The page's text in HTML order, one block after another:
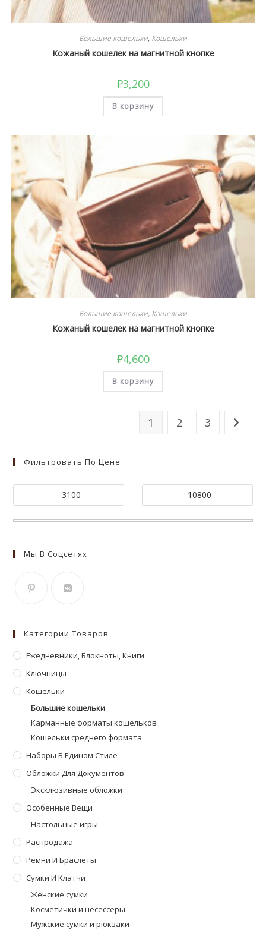
Большие кошельки, Кошельки
Кожаный кошелек на магнитной кнопке
₽3,200
В корзину
Большие кошельки, Кошельки
Кожаный кошелек на магнитной кнопке
₽4,600
В корзину
1 2 3
Фильтровать По Цене
Мы В Соцсетях
новой
вкладке
новой
вкладке
Категории Товаров
Ежедневники, Блокноты, Книги
Ключницы
Кошельки
Большие кошельки
Карманные форматы кошельков
Кошельки среднего формата
Наборы В Едином Стиле
Обложки Для Документов
Эксклюзивные обложки
Особенные Вещи
Настольные игры
Распродажа
Ремни И Браслеты
Сумки И Клатчи
Женские сумки
Косметички и несессеры
Мужские сумки и рюкзаки